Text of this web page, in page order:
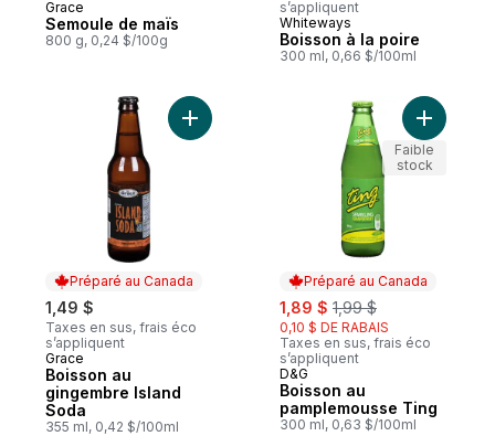
Grace
Semoule de maïs
800 g, 0,24 $/100g
s’appliquent
Whiteways
Boisson à la poire
300 ml, 0,66 $/100ml
Préparé au Canada
1,49 $
Taxes en sus, frais éco
s’appliquent
Préparé au Canada
Grace
Boisson au
gingembre Island
Soda
355 ml, 0,42 $/100ml
Ajouter Boisson au gingembre Island
Préparé au Canada
sale:
1,89 $ , formerly:
1,99 $
0,10 $ DE RABAIS
Taxes en sus, frais éco
s’appliquent
Préparé au Canada
D&G
Boisson au
pamplemousse Ting
300 ml, 0,63 $/100ml
Ajouter
Faible
stock